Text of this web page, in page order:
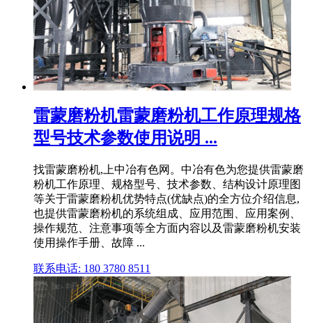
雷蒙磨粉机雷蒙磨粉机工作原理规格
型号技术参数使用说明 ...
找雷蒙磨粉机,上中冶有色网。中冶有色为您提供雷蒙磨
粉机工作原理、规格型号、技术参数、结构设计原理图
等关于雷蒙磨粉机优势特点(优缺点)的全方位介绍信息,
也提供雷蒙磨粉机的系统组成、应用范围、应用案例、
操作规范、注意事项等全方面内容以及雷蒙磨粉机安装
使用操作手册、故障 ...
联系电话: 180 3780 8511